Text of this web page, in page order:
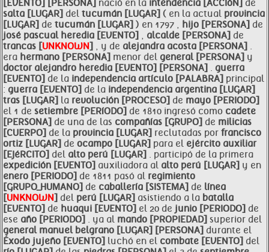
[EVENTO] [PERSONA] nació en la intendencia [ACCIóN] de
salta [LUGAR] del tucumán [LUGAR] ( en la actual provincia
[LUGAR] de tucumán [LUGAR] ) en 1797 , hijo [PERSONA] de
josé pascual heredia [EVENTO] , alcalde [PERSONA] de
trancas [UNKNOWN] , y de alejandra acosta [PERSONA] .
era hermano [PERSONA] menor del general [PERSONA] y
doctor alejandro heredia [EVENTO] [PERSONA] . guerra
[EVENTO] de la independencia artículo [PALABRA] principal
: guerra [EVENTO] de la independencia argentina [LUGAR]
tras [LUGAR] la revolución [PROCESO] de mayo [PERIODO]
el 1 de setiembre [PERíODO] de 1810 ingresó como cadete
[PERSONA] de una de las compañías [GRUPO] de milicias
[CUERPO] de la provincia [LUGAR] reclutadas por francisco
ortiz [LUGAR] de ocampo [LUGAR] para el ejército auxiliar
[EJéRCITO] del alto perú [LUGAR] . participó de la primera
expedición [EVENTO] auxiliadora al alto perú [LUGAR] y en
enero [PERIODO] de 1811 pasó al regimiento
[GRUPO_HUMANO] de caballería [SISTEMA] de línea
[UNKNOWN] del perú [LUGAR] asistiendo a la batalla
[EVENTO] de huaqui [EVENTO] el 20 de junio [PERIODO] de
ese año [PERIODO] . ya al mando [PROPIEDAD] superior del
general manuel belgrano [LUGAR] [PERSONA] durante el
Éxodo jujeño [EVENTO] luchó en el combate [EVENTO] del